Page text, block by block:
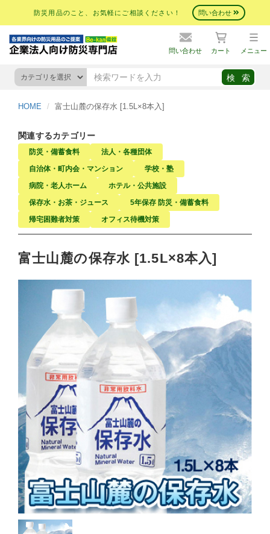
防災用品のこと、お気軽にご相談ください！ 問い合わせ
問い合わせ カート メニュー
HOME 富士山麓の保存水 [1.5L×8本入]
関連するカテゴリー
防災・備蓄食料
法人・各種団体
自治体・町内会・マンション
学校・塾
病院・老人ホーム
ホテル・公共施設
保存水・お茶・ジュース
5年保存 防災・備蓄食料
帰宅困難者対策
オフィス待機対策
富士山麓の保存水 [1.5L×8本入]